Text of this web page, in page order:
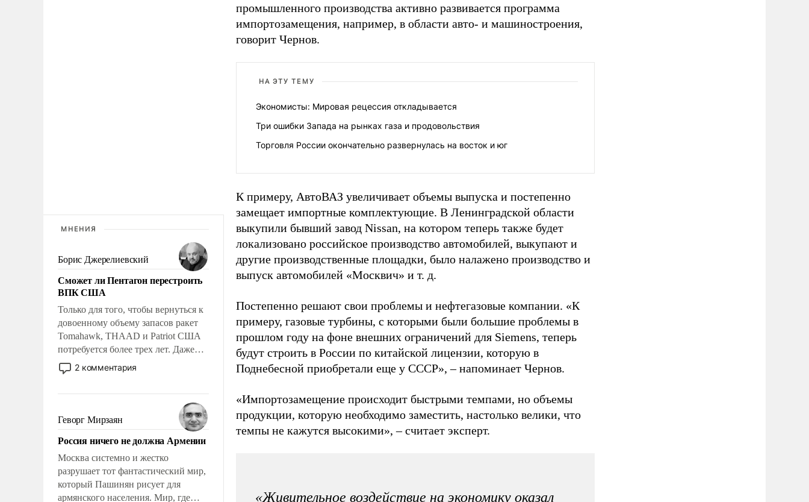
МНЕНИЯ
Борис Джерелиевский
Сможет ли Пентагон перестроить
ВПК США
Только для того, чтобы вернуться к
довоенному объему запасов ракет
Tomahawk, THAAD и Patriot США
потребуется более трех лет. Даже
небольшая война с Ираном
опустошила американские
уязвимости США, например, перед
Китаем.
2 комментария
Геворг Мирзаян
Россия ничего не должна Армении
Москва системно и жестко
разрушает тот фантастический мир,
который Пашинян рисует для
армянского населения. Мир, где
промышленного производства активно развивается программа
импортозамещения, например, в области авто- и машиностроения,
говорит Чернов.
НА ЭТУ ТЕМУ
Экономисты: Мировая рецессия откладывается
Три ошибки Запада на рынках газа и продовольствия
Торговля России окончательно развернулась на восток и юг
К примеру, АвтоВАЗ увеличивает объемы выпуска и постепенно
замещает импортные комплектующие. В Ленинградской области
выкупили бывший завод Nissan, на котором теперь также будет
локализовано российское производство автомобилей, выкупают и
другие производственные площадки, было налажено производство и
выпуск автомобилей «Москвич» и т. д.
Постепенно решают свои проблемы и нефтегазовые компании. «К
примеру, газовые турбины, с которыми были большие проблемы в
прошлом году на фоне внешних ограничений для Siemens, теперь
будут строить в России по китайской лицензии, которую в
Поднебесной приобретали еще у СССР», – напоминает Чернов.
«Импортозамещение происходит быстрыми темпами, но объемы
продукции, которую необходимо заместить, настолько велики, что
темпы не кажутся высокими», – считает эксперт.
«Живительное воздействие на экономику оказал